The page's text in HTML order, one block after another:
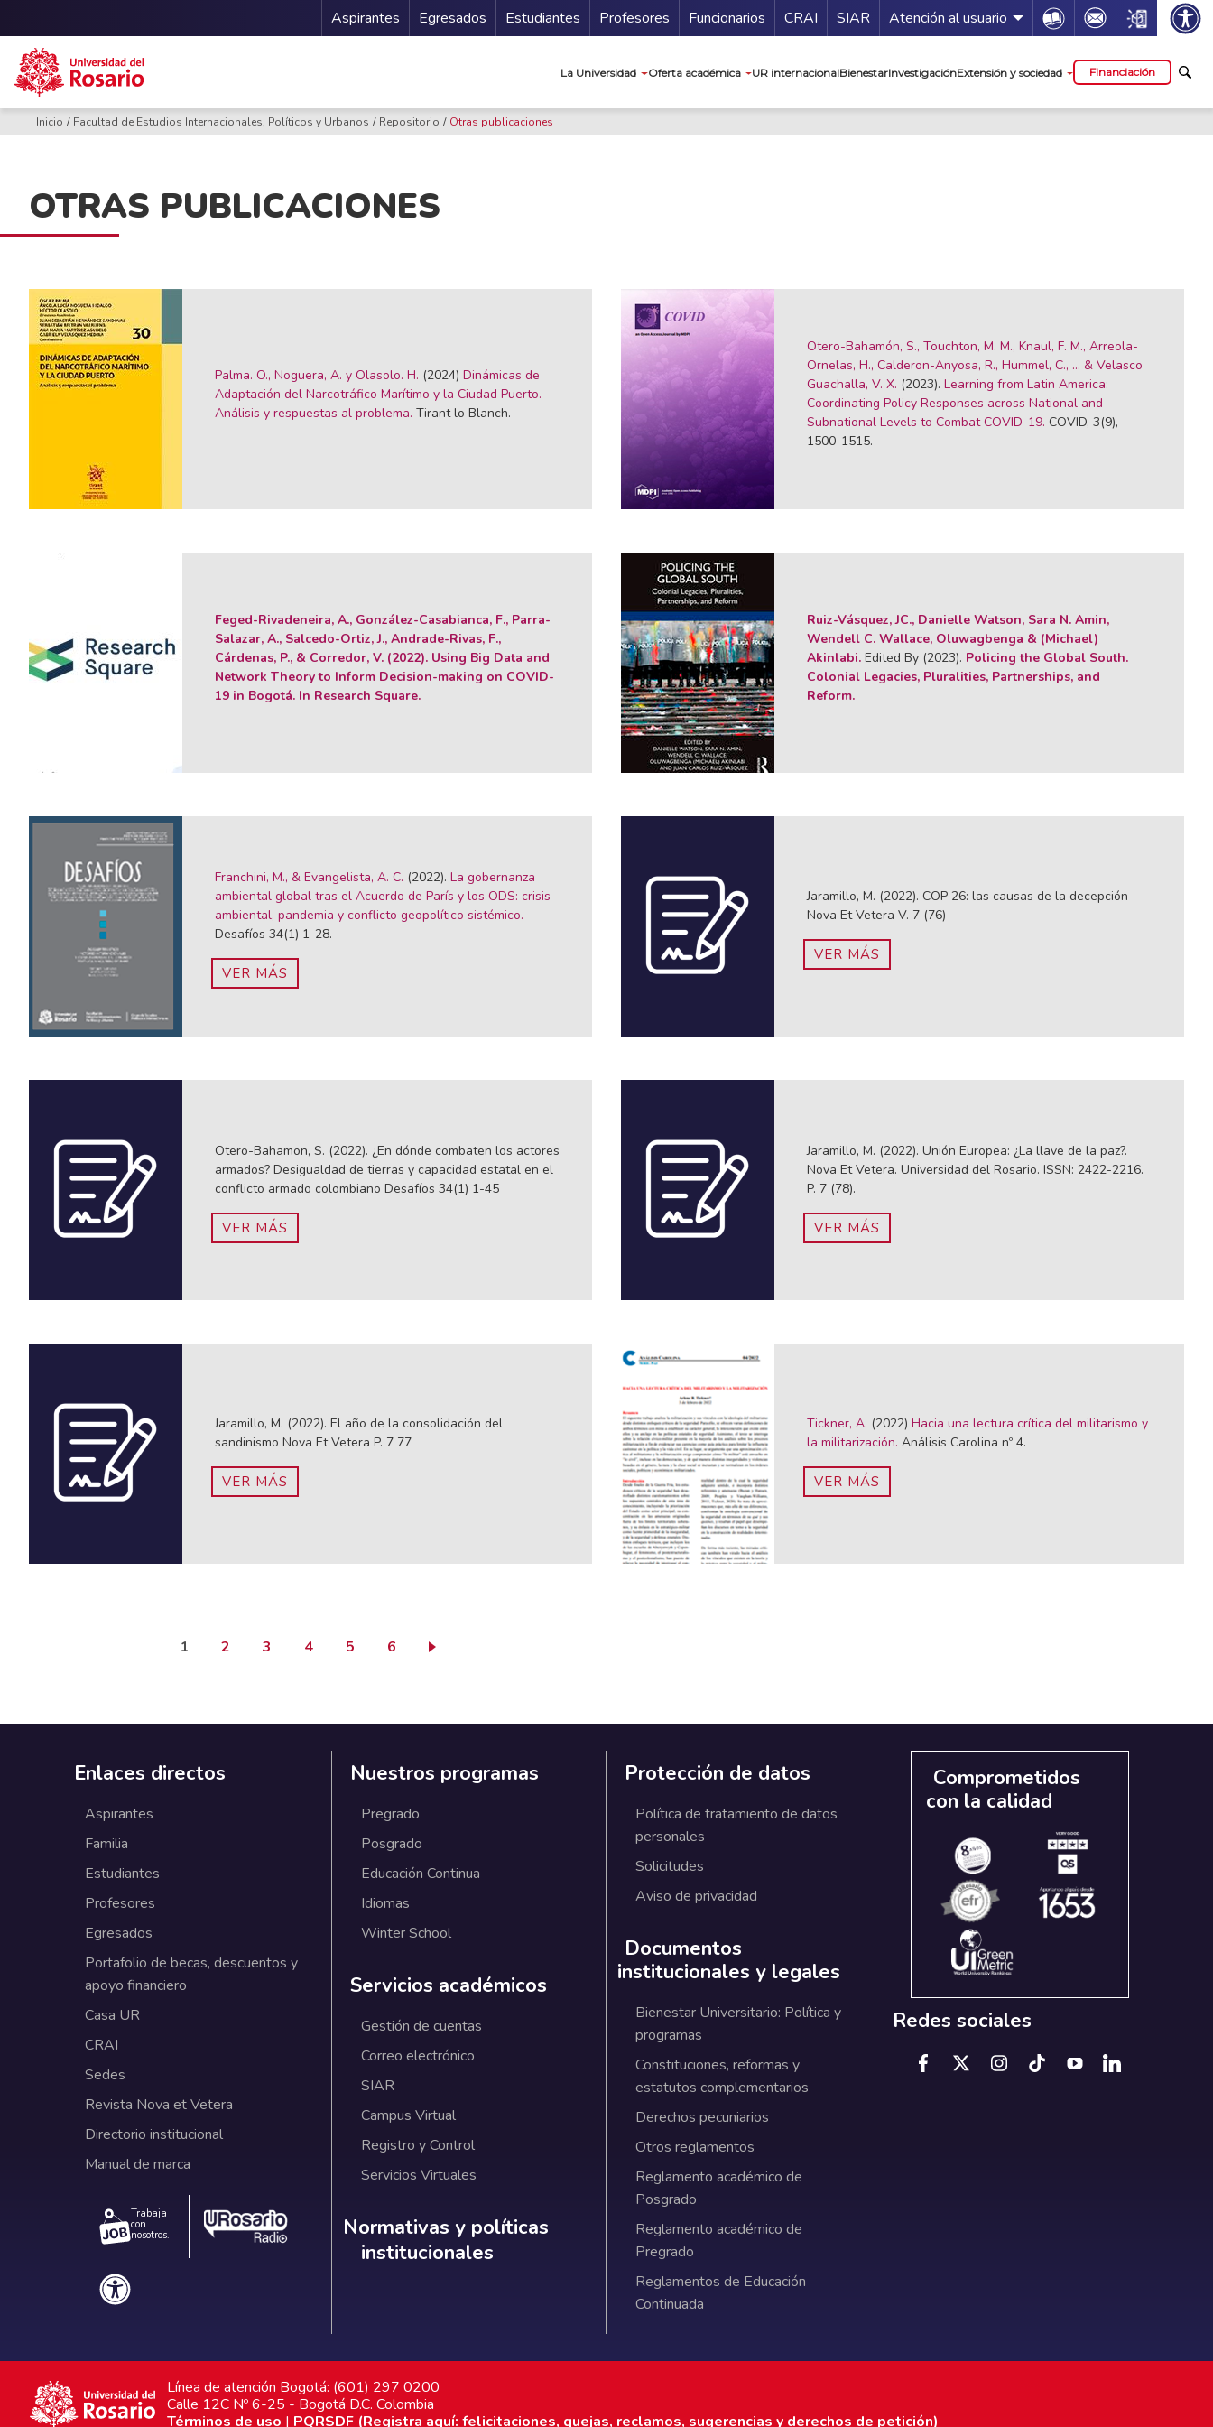
Pasar al contenido principal
Menu Secundario
Aspirantes Egresados Estudiantes Profesores Funcionarios Guía de servicios
CRAI SIAR Atención al usuario Icon Icon Icon
La Universidad Oferta académica UR internacionalBienestarInvestigaciónExtensión y sociedad Financiación
Inicio Facultad de Estudios Internacionales, Políticos y Urbanos Repositorio Otras publicaciones
OTRAS PUBLICACIONES
Palma. O., Noguera, A. y Olasolo. H. (2024) Dinámicas de
Adaptación del Narcotráfico Marítimo y la Ciudad Puerto.
Análisis y respuestas al problema. Tirant lo Blanch.
Otero-Bahamón, S., Touchton, M. M., Knaul, F. M., Arreola-
Ornelas, H., Calderon-Anyosa, R., Hummel, C., ... & Velasco
Guachalla, V. X. (2023). Learning from Latin America:
Coordinating Policy Responses across National and
Subnational Levels to Combat COVID-19. COVID, 3(9),
1500-1515.
Feged-Rivadeneira, A., González-Casabianca, F., Parra-
Salazar, A., Salcedo-Ortiz, J., Andrade-Rivas, F.,
Cárdenas, P., & Corredor, V. (2022). Using Big Data and
Network Theory to Inform Decision-making on COVID-
19 in Bogotá. In Research Square.
Ruiz-Vásquez, JC., Danielle Watson, Sara N. Amin,
Wendell C. Wallace, Oluwagbenga & (Michael)
Akinlabi. Edited By (2023). Policing the Global South.
Colonial Legacies, Pluralities, Partnerships, and
Reform.
Franchini, M., & Evangelista, A. C. (2022). La gobernanza
ambiental global tras el Acuerdo de París y los ODS: crisis
ambiental, pandemia y conflicto geopolítico sistémico.
Desafíos 34(1) 1-28.
VER MÁS
Jaramillo, M. (2022). COP 26: las causas de la decepción
Nova Et Vetera V. 7 (76)
VER MÁS
Otero-Bahamon, S. (2022). ¿En dónde combaten los actores
armados? Desigualdad de tierras y capacidad estatal en el
conflicto armado colombiano Desafíos 34(1) 1-45
VER MÁS
Jaramillo, M. (2022). Unión Europea: ¿La llave de la paz?.
Nova Et Vetera. Universidad del Rosario. ISSN: 2422-2216.
P. 7 (78).
VER MÁS
Jaramillo, M. (2022). El año de la consolidación del
sandinismo Nova Et Vetera P. 7 77
VER MÁS
Tickner, A. (2022) Hacia una lectura crítica del militarismo y
la militarización. Análisis Carolina nº 4.
VER MÁS
Página actual
1 Page
2 Page
3 Page
4 Page
5 Page
6
Enlaces directos
Aspirantes
Familia
Estudiantes
Profesores
Egresados
Portafolio de becas, descuentos y
apoyo financiero
Casa UR
CRAI
Sedes
Revista Nova et Vetera
Directorio institucional
Manual de marca
Trabaja
con
nosotros.
Nuestros programas
Pregrado
Posgrado
Educación Continua
Idiomas
Winter School
Servicios académicos
Gestión de cuentas
Correo electrónico
SIAR
Campus Virtual
Registro y Control
Servicios Virtuales
Normativas y políticas institucionales
Normativas y políticas
institucionales
Protección de datos
Política de tratamiento de datos
personales
Solicitudes
Aviso de privacidad
Documentos
institucionales y legales
Bienestar Universitario: Política y
programas
Constituciones, reformas y
estatutos complementarios
Derechos pecuniarios
Otros reglamentos
Reglamento académico de
Posgrado
Reglamento académico de
Pregrado
Reglamentos de Educación
Continuada
Comprometidos
con la calidad
Redes sociales
Línea de atención Bogotá: (601) 297 0200
Calle 12C Nº 6-25 - Bogotá D.C. Colombia
Términos de uso | PQRSDF (Registra aquí: felicitaciones, quejas, reclamos, sugerencias y derechos de petición)